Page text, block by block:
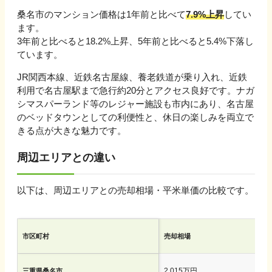
桑名市のマンション価格は1年前と比べて7.9%上昇してい
ます。
3年前と比べると 18.2%上昇 5年前と比べると5.4%下落 し
ています。
JR関西本線、近鉄名古屋線、養老鉄道が乗り入れ、近鉄
利用で名古屋駅まで急行約20分とアクセス良好です。ナガ
シマスパーランド等のレジャー施設も市内にあり、名古屋
のベッドタウンとしての利便性と、休日の楽しみを両立で
きる点が大きな魅力です。
周辺エリアとの違い
以下は、周辺エリアとの売却相場・平米単価の比較です。
市区町村 売却相場